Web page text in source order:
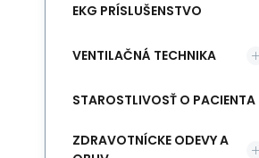
EKG PRÍSLUŠENSTVO
VENTILAČNÁ TECHNIKA
STAROSTLIVOSŤ O PACIENTA
ZDRAVOTNÍCKE ODEVY A